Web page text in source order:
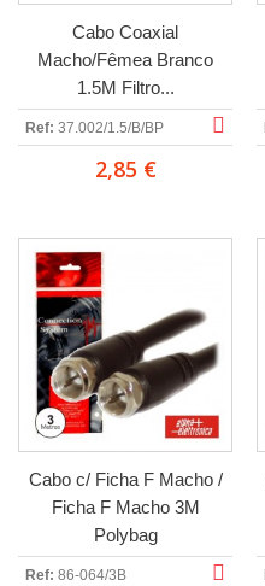
Cabo Coaxial
Macho/Fêmea Branco
1.5M Filtro...
Ref: 37.002/1.5/B/BP
2,85 €
Cabo c/ Ficha F Macho /
Ficha F Macho 3M
Polybag
Ref: 86-064/3B